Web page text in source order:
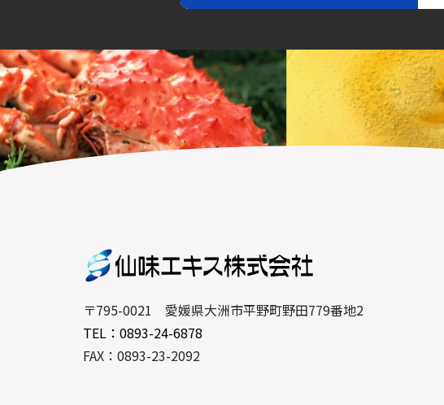
〒795-0021 愛媛県大洲市平野町野田779番地2
TEL：0893-24-6878
FAX：0893-23-2092